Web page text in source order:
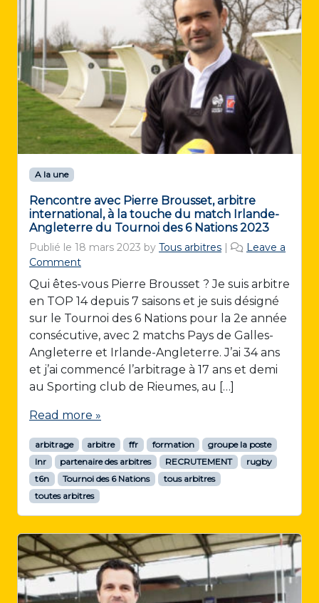
A la une
Rencontre avec Pierre Brousset, arbitre
international, à la touche du match Irlande-
Angleterre du Tournoi des 6 Nations 2023
Publié le 18 mars 2023 by Tous arbitres |
Leave a
Comment
Qui êtes-vous Pierre Brousset ? Je suis arbitre
en TOP 14 depuis 7 saisons et je suis désigné
sur le Tournoi des 6 Nations pour la 2e année
consécutive, avec 2 matchs Pays de Galles-
Angleterre et Irlande-Angleterre. J’ai 34 ans
et j’ai commencé l’arbitrage à 17 ans et demi
au Sporting club de Rieumes, au […]
Read more »
arbitrage arbitre ffr formation
groupe la poste
lnr
partenaire des arbitres RECRUTEMENT
rugby
t6n
Tournoi des 6 Nations
tous arbitres
toutes arbitres